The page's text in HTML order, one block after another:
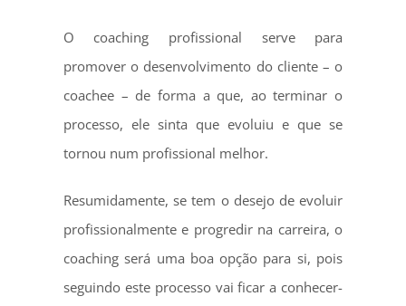
O coaching profissional serve para
promover o desenvolvimento do cliente – o
coachee – de forma a que, ao terminar o
processo, ele sinta que evoluiu e que se
tornou num profissional melhor.
Resumidamente, se tem o desejo de evoluir
profissionalmente e progredir na carreira, o
coaching será uma boa opção para si, pois
seguindo este processo vai ficar a conhecer-